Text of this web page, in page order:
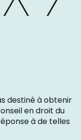
destiné à obtenir
en droit du
à de telles